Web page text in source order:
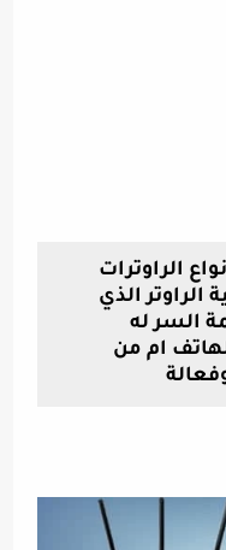
الراوترات
الراوتر الذي
السر له
ام من